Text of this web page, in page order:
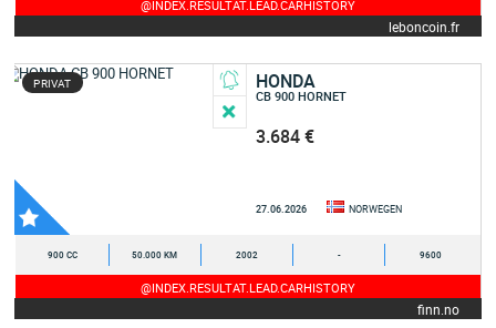
@INDEX.RESULTAT.LEAD.CARHISTORY
leboncoin.fr
PRIVAT HONDA
CB 900 HORNET
3.684 €
27.06.2026 NORWEGEN
900 CC 50.000 KM 2002 - 9600
@INDEX.RESULTAT.LEAD.CARHISTORY
finn.no